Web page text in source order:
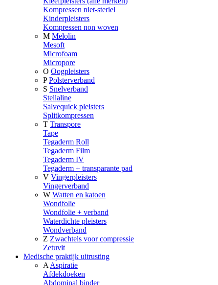
Kompressen niet-steriel
Kinderpleisters
Kompressen non woven
M Melolin
Mesoft
Microfoam
Micropore
O Oogpleisters
P Polsterverband
S Snelverband
Stellaline
Salvequick pleisters
Splitkompressen
T Transpore
Tape
Tegaderm Roll
Tegaderm Film
Tegaderm IV
Tegaderm + transparante pad
V Vingerpleisters
Vingerverband
W Watten en katoen
Wondfolie
Wondfolie + verband
Waterdichte pleisters
Wondverband
Z Zwachtels voor compressie
Zetuvit
Medische praktijk uitrusting
A Aspiratie
Afdekdoeken
Abdominal binder